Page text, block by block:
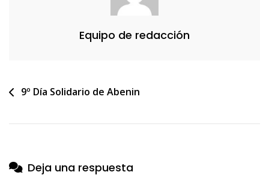
Equipo de redacción
Navegación
entradas
9º Día Solidario de Abenin
Deja una respuesta